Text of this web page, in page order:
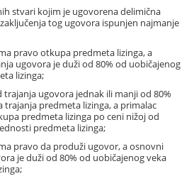
stvari kojim je ugovorena delimična
tog ugovora ispunjen najmanje
pravo otkupa predmeta lizinga, a
ugovora je duži od 80% od uobičajenog
lizinga;
trajanja ugovora jednak ili manji od 80%
trajanja predmeta lizinga, a primalac
predmeta lizinga po ceni nižoj od
predmeta lizinga;
pravo da produži ugovor, a osnovni
je duži od 80% od uobičajenog veka